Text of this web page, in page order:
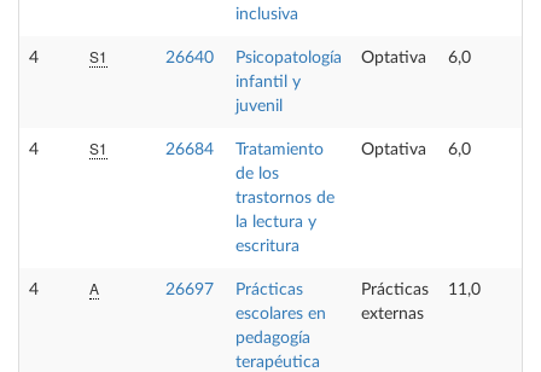
inclusiva
4 S1 26640
Psicopatología
infantil y
juvenil
Optativa 6,0
4 S1 26684
Tratamiento
de los
trastornos de
la lectura y
escritura
Optativa 6,0
4 A 26697
Prácticas
escolares en
pedagogía
terapéutica
Prácticas
externas
11,0